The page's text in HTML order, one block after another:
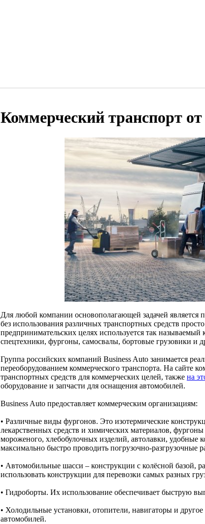
Коммерческий транспорт
Для любой компании основополагающей задачей является
без использования различных транспортных средств
предпринимательских целях используется так
спецтехники, фургоны, самосвалы, бортовые грузовики и
Группа российских компаний Business Auto занимается
переоборудованием коммерческого транспорта. На сайте
транспортных средств для коммерческих целей, также на
оборудование и запчасти для оснащения автомобилей.
Business Auto предоставляет коммерческим организациям:
• Различные виды фургонов. Это изотермические
лекарственных средств и химических материалов,
мороженого, хлебобулочных изделий, автолавки, удобные
максимально быстро проводить погрузочно-разгрузочные
• Автомобильные шасси – конструкции с колёсной базой,
использовать конструкции для перевозки самых разных
• Гидроборты. Их использование обеспечивает быструю
• Холодильные установки, отопители, навигаторы и
автомобилей.